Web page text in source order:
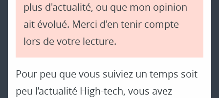
plus d'actualité, ou que mon opinion
ait évolué. Merci d'en tenir compte
lors de votre lecture.
Pour peu que vous suiviez un temps soit
peu l’actualité High-tech, vous avez